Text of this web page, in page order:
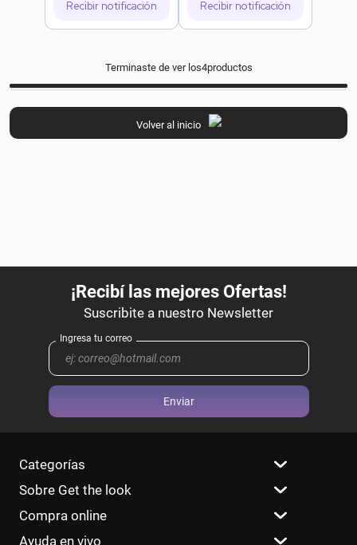
Recibir notificación Recibir notificación
Terminaste de ver los4productos
Volver al inicio
Enviar
Categorías
Sobre Get the look
Compra online
Ayuda en vivo